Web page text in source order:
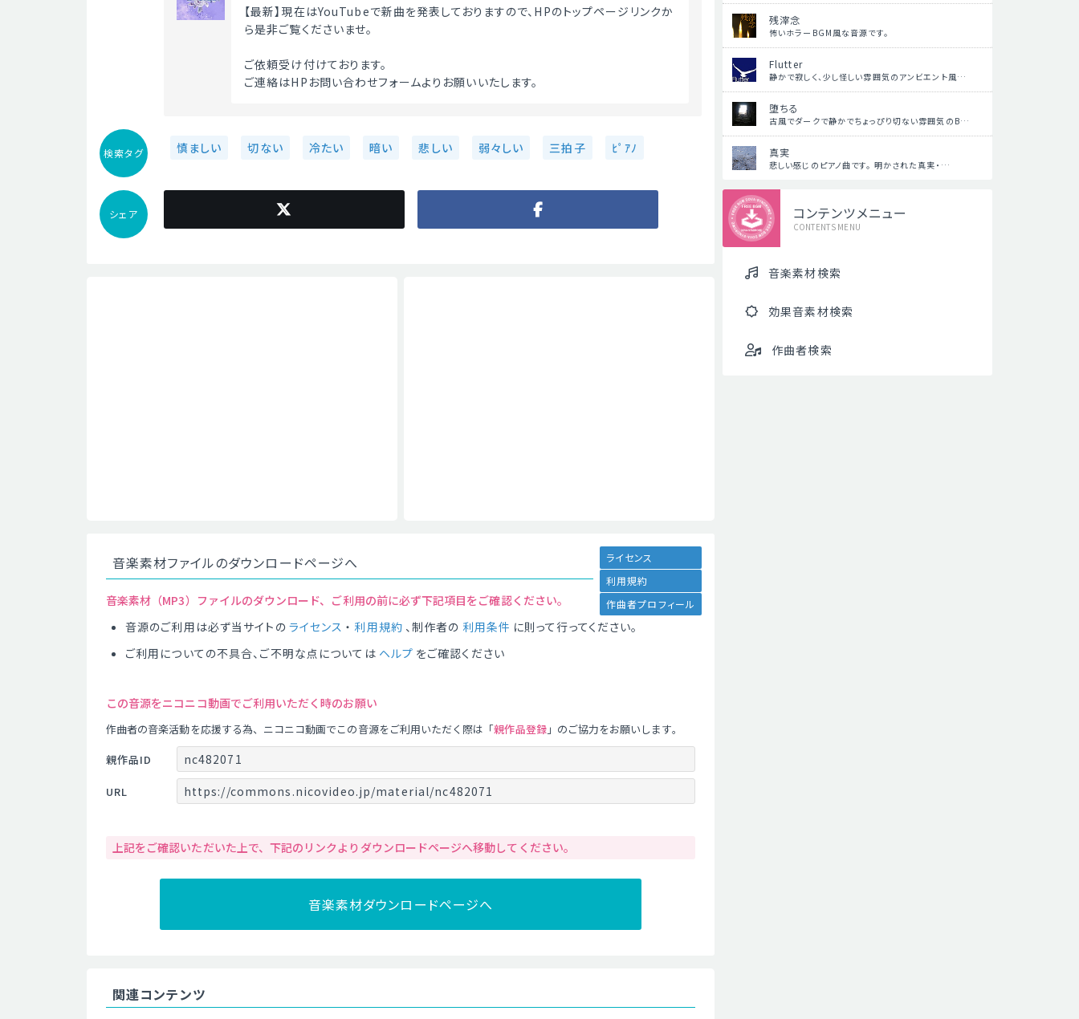
【最新】現在はYouTubeで新曲を発表しておりますので、HPのトップページリンクか
ら是非ご覧くださいませ。
ご依頼受け付けております。
ご連絡はHPお問い合わせフォームよりお願いいたします。
検索タグ 慎ましい 切ない 冷たい 暗い 悲しい 弱々しい 三拍子 ﾋﾟｱﾉ
シェア
音楽素材ファイルのダウンロードページへ
ライセンス
利用規約
作曲者プロフィール
音楽素材（MP3）ファイルのダウンロード、ご利用の前に必ず下記項目をご確認ください。
音源のご利用は必ず当サイトの ライセンス ・ 利用規約 、制作者の 利用条件 に則って行ってください。
ご利用についての不具合、ご不明な点については ヘルプ をご確認ください
この音源をニコニコ動画でご利用いただく時のお願い
作曲者の音楽活動を応援する為、ニコニコ動画でこの音源をご利用いただく際は「親作品登録」のご協力をお願いします。
親作品ID
nc482071
URL https://commons.nicovideo.jp/material/nc482071
上記をご確認いただいた上で、下記のリンクよりダウンロードページへ移動してください。
音楽素材ダウンロードページへ
関連コンテンツ
残滓念
怖いホラーBGM風な音源です。
Flutter
静かで寂しく、少し怪しい雰囲気のアンビエント風…
堕ちる
古風でダークで静かでちょっぴり切ない雰囲気のB…
真実
悲しい感じのピアノ曲です。 明かされた真実・…
コンテンツメニュー
CONTENTS MENU
音楽素材検索
効果音素材検索
作曲者検索